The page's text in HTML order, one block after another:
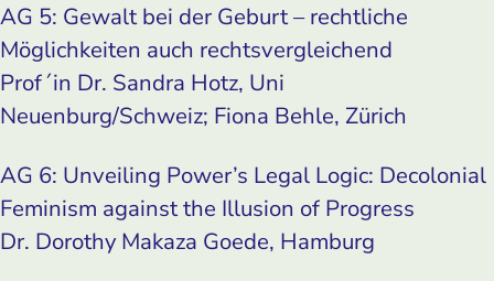
AG 5: Gewalt bei der Geburt – rechtliche
Möglichkeiten auch rechtsvergleichend
Prof´in Dr. Sandra Hotz, Uni
Neuenburg/Schweiz; Fiona Behle, Zürich
AG 6: Unveiling Power’s Legal Logic: Decolonial
Feminism against the Illusion of Progress
Dr. Dorothy Makaza Goede, Hamburg